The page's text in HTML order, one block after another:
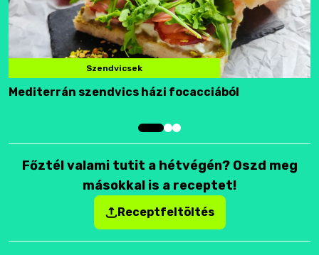
Szendvicsek
Mediterrán szendvics házi focacciából
Főztél valami tutit a hétvégén? Oszd meg
másokkal is a receptet!
Receptfeltöltés